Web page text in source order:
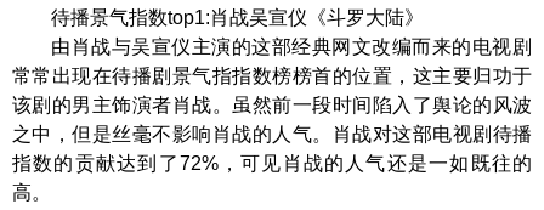
待播景气指数top1:肖战吴宣仪《斗罗大陆》
由肖战与吴宣仪主演的这部经典网文改编而来的电视剧
常常出现在待播剧景气指指数榜榜首的位置，这主要归功于
该剧的男主饰演者肖战。虽然前一段时间陷入了舆论的风波
之中，但是丝毫不影响肖战的人气。肖战对这部电视剧待播
指数的贡献达到了72%，可见肖战的人气还是一如既往的
高。